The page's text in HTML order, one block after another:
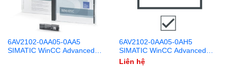
6AV2102-0AA05-0AA5
SIMATIC WinCC Advanced
6AV2102-0AA05-0AH5
SIMATIC WinCC Advanced
V15.1 Download
Liên hệ